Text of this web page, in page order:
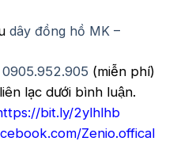
dây đồng hồ MK –
0905.952.905 (miễn phí)
lạc dưới bình luận.
bit.ly/2ylhlhb
Zenio.offical